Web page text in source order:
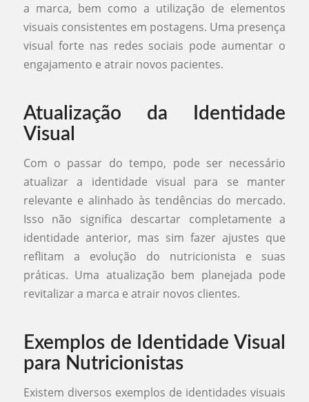
a marca, bem como a utilização de elementos
visuais consistentes em postagens. Uma presença
visual forte nas redes sociais pode aumentar o
engajamento e atrair novos pacientes.
Atualização da Identidade
Visual
Com o passar do tempo, pode ser necessário
atualizar a identidade visual para se manter
relevante e alinhado às tendências do mercado.
Isso não significa descartar completamente a
identidade anterior, mas sim fazer ajustes que
reflitam a evolução do nutricionista e suas
práticas. Uma atualização bem planejada pode
revitalizar a marca e atrair novos clientes.
Exemplos de Identidade Visual
para Nutricionistas
Existem diversos exemplos de identidades visuais